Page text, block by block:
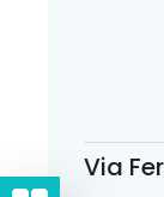
Via